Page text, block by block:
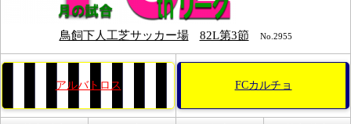
鳥飼下人工芝サッカー場 82L第3節 No.2955
アルバトロス FCカルチョ